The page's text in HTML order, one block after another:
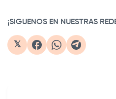
¡SIGUENOS EN NUESTRAS
𝕏